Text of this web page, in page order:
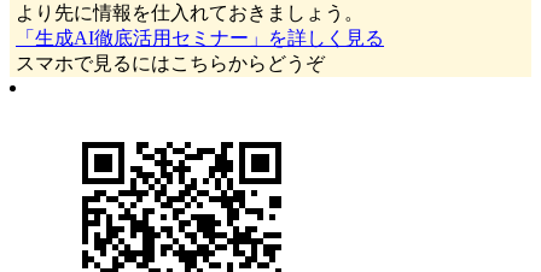
より先に情報を仕入れておきましょう。
「生成AI徹底活用セミナー」を詳しく見る
スマホで見るにはこちらからどうぞ